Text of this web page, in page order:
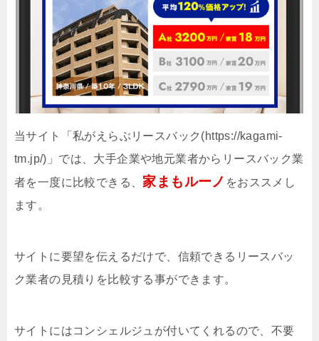
当サイト「私がえらぶリースバック(https://kagami-
tm.jp/)」では、大手企業や地元業者からリースバック業
者を一度に比較できる、家まもルーノ をおススメし
ます。
サイトに要望を伝えるだけで、信頼できるリースバッ
ク業者の見積りを比較する事ができます。
サイトにはコンシェルジュが付いてくれるので、不要